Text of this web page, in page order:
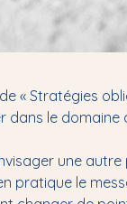
« Stratégies
le domaine
une autre
pratique le